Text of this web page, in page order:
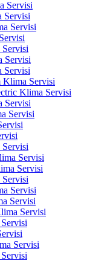
Servisi
Servisi
Servisi
Servisi
Servisi
Klima Servisi
Klima Servisi
Servisi
Servisi
Servisi
Servisi
Servisi
Servisi
Servisi
Servisi